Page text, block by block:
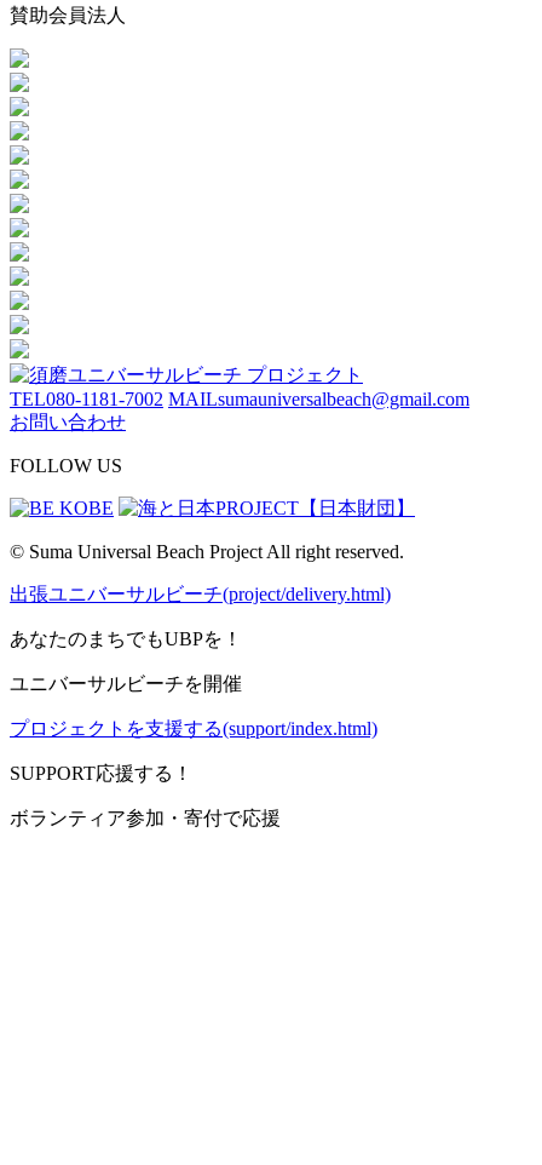
賛助会員法人
TEL080-1181-7002 MAILsumauniversalbeach@gmail.com
お問い合わせ
FOLLOW US
© Suma Universal Beach Project All right reserved.
出張ユニバーサルビーチ(project/delivery.html)
あなたのまちでもUBPを！
ユニバーサルビーチを開催
プロジェクトを支援する(support/index.html)
SUPPORT応援する！
ボランティア参加・寄付で応援